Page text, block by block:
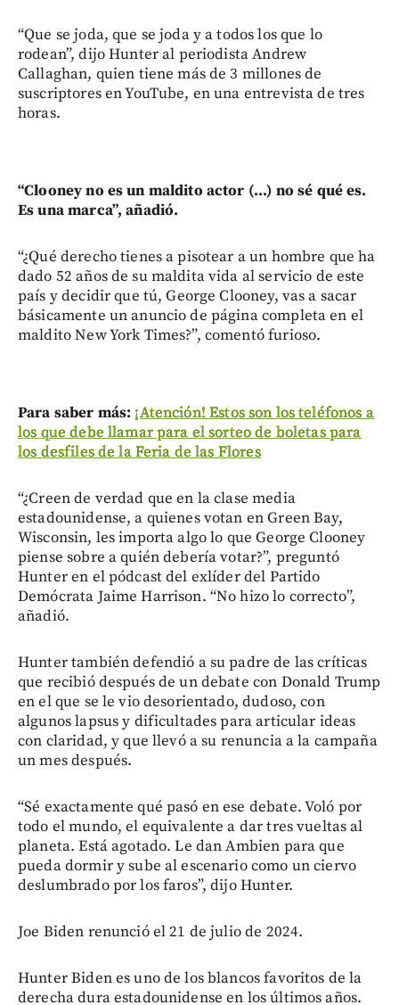
“Que se joda, que se joda y a todos los que lo
rodean”, dijo Hunter al periodista Andrew
Callaghan, quien tiene más de 3 millones de
suscriptores en YouTube, en una entrevista de tres
horas.
“Clooney no es un maldito actor (...) no sé qué es.
Es una marca”, añadió.
“¿Qué derecho tienes a pisotear a un hombre que ha
dado 52 años de su maldita vida al servicio de este
país y decidir que tú, George Clooney, vas a sacar
básicamente un anuncio de página completa en el
maldito New York Times?”, comentó furioso.
Para saber más: ¡Atención! Estos son los teléfonos a
los que debe llamar para el sorteo de boletas para
los desfiles de la Feria de las Flores
“¿Creen de verdad que en la clase media
estadounidense, a quienes votan en Green Bay,
Wisconsin, les importa algo lo que George Clooney
piense sobre a quién debería votar?”, preguntó
Hunter en el pódcast del exlíder del Partido
Demócrata Jaime Harrison. “No hizo lo correcto”,
añadió.
Hunter también defendió a su padre de las críticas
que recibió después de un debate con Donald Trump
en el que se le vio desorientado, dudoso, con
algunos lapsus y dificultades para articular ideas
con claridad, y que llevó a su renuncia a la campaña
un mes después.
“Sé exactamente qué pasó en ese debate. Voló por
todo el mundo, el equivalente a dar tres vueltas al
planeta. Está agotado. Le dan Ambien para que
pueda dormir y sube al escenario como un ciervo
deslumbrado por los faros”, dijo Hunter.
Joe Biden renunció el 21 de julio de 2024.
Hunter Biden es uno de los blancos favoritos de la
derecha dura estadounidense en los últimos años.